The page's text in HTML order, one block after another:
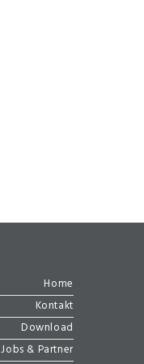
Home
Kontakt
Download
Jobs & Partner